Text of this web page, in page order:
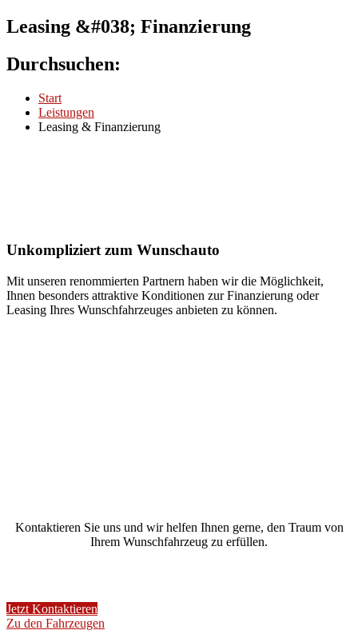
Leasing &#038; Finanzierung
Durchsuchen:
Start
Leistungen
Leasing & Finanzierung
Unkompliziert zum Wunschauto
Mit unseren renommierten Partnern haben wir die Möglichkeit,
Ihnen besonders attraktive Konditionen zur Finanzierung oder
Leasing Ihres Wunschfahrzeuges anbieten zu können.
Kontaktieren Sie uns und wir helfen Ihnen gerne, den Traum von
Ihrem Wunschfahrzeug zu erfüllen.
Jetzt Kontaktieren
Zu den Fahrzeugen